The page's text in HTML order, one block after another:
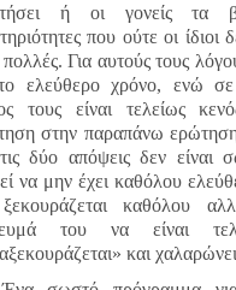
ή οι γονείς τα
που ούτε οι ίδιοι
Για αυτούς τους
ελεύθερο χρόνο, ενώ
τους είναι τελείως
στην παραπάνω
δύο απόψεις δεν είναι
να μην έχει καθόλου
καθόλου
του να είναι
και